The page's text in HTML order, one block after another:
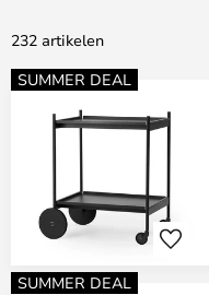
232 artikelen
SUMMER DEAL
SUMMER DEAL